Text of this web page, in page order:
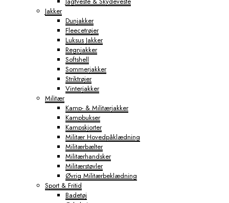
Jakker
Dunjakker
Fleecetrøjer
Luksus Jakker
Regnjakker
Softshell
Sommerjakker
Striktrøjer
Vinterjakker
Militær
Kamp- & Militærjakker
Kampbukser
Kampskjorter
Militær Hovedpåklædning
Militærbælter
Militærhandsker
Militærstøvler
Øvrig Militærbeklædning
Sport & Fritid
Badetøj